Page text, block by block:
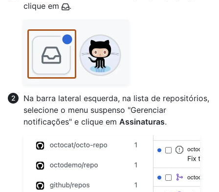
clique em
.
Na barra lateral esquerda, na lista de repositórios,
selecione o menu suspenso "Gerenciar
notificações" e clique em Assinaturas.